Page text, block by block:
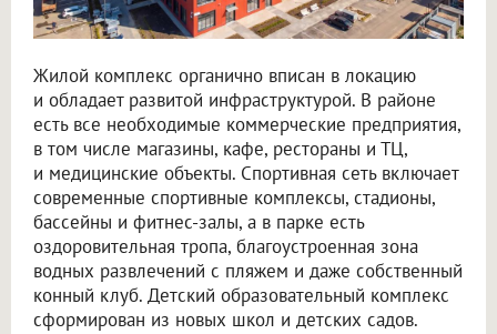
Жилой комплекс органично вписан в локацию
и обладает развитой инфраструктурой. В районе
есть все необходимые коммерческие предприятия,
в том числе магазины, кафе, рестораны и ТЦ,
и медицинские объекты. Спортивная сеть включает
современные спортивные комплексы, стадионы,
бассейны и фитнес-залы, а в парке есть
оздоровительная тропа, благоустроенная зона
водных развлечений с пляжем и даже собственный
конный клуб. Детский образовательный комплекс
сформирован из новых школ и детских садов.